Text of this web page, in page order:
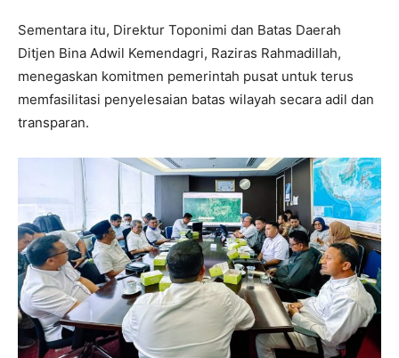
Sementara itu, Direktur Toponimi dan Batas Daerah
Ditjen Bina Adwil Kemendagri, Raziras Rahmadillah,
menegaskan komitmen pemerintah pusat untuk terus
memfasilitasi penyelesaian batas wilayah secara adil dan
transparan.